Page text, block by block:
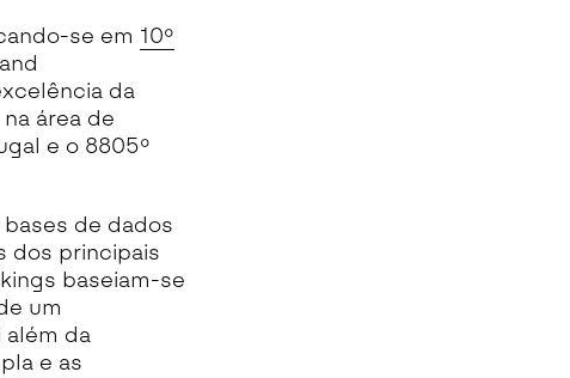
se em 10º
da
área de
e o 8805º
de dados
dos principais
baseiam-se
um
da
e as